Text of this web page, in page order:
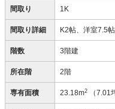
間取り 1K
間取り詳細 K2帖、洋室7.5帖
階数 3階建
所在階 2階
専有面積 23.18m2 （7.01